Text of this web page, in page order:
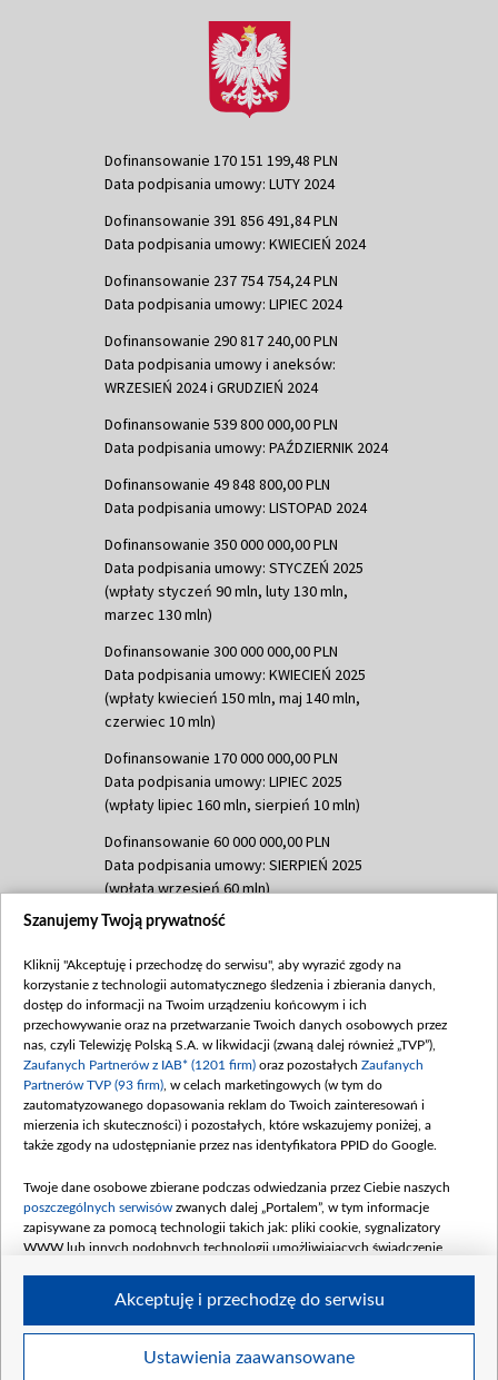
Dofinansowanie 170 151 199,48 PLN
Data podpisania umowy: LUTY 2024
Dofinansowanie 391 856 491,84 PLN
Data podpisania umowy: KWIECIEŃ 2024
Dofinansowanie 237 754 754,24 PLN
Data podpisania umowy: LIPIEC 2024
Dofinansowanie 290 817 240,00 PLN
Data podpisania umowy i aneksów:
WRZESIEŃ 2024 i GRUDZIEŃ 2024
Dofinansowanie 539 800 000,00 PLN
Data podpisania umowy: PAŹDZIERNIK 2024
Dofinansowanie 49 848 800,00 PLN
Data podpisania umowy: LISTOPAD 2024
Dofinansowanie 350 000 000,00 PLN
Data podpisania umowy: STYCZEŃ 2025
(wpłaty styczeń 90 mln, luty 130 mln,
marzec 130 mln)
Dofinansowanie 300 000 000,00 PLN
Data podpisania umowy: KWIECIEŃ 2025
(wpłaty kwiecień 150 mln, maj 140 mln,
czerwiec 10 mln)
Dofinansowanie 170 000 000,00 PLN
Data podpisania umowy: LIPIEC 2025
(wpłaty lipiec 160 mln, sierpień 10 mln)
Dofinansowanie 60 000 000,00 PLN
Data podpisania umowy: SIERPIEŃ 2025
(wpłata wrzesień 60 mln)
Dofinansowanie 635 783 051,21 PLN
(wpłata wrzesień 100 mln, październik 350
mln, listopad 265 mln)
Dofinansowanie 48 862 000,00 PLN
Data podpisania umowy: GRUDZIEŃ 2025
(wpłata grudzień 60,548 mln)
Dofinansowanie 900 000 000,00 PLN
Data podpisania umowy: LUTY 2026 (wpłata
kwiecień 180 mln, 7 maja 180 mln, 8
czerwca 90 mln)
Dofinansowanie 250 000 000,00 PLN
4 sierpnia 250 mln
Szanujemy Twoją prywatność
Kliknij "Akceptuję i przechodzę do serwisu", aby wyrazić zgody na
korzystanie z technologii automatycznego śledzenia i zbierania danych,
dostęp do informacji na Twoim urządzeniu końcowym i ich
przechowywanie oraz na przetwarzanie Twoich danych osobowych przez
nas, czyli Telewizję Polską S.A. w likwidacji (zwaną dalej również „TVP”),
Zaufanych Partnerów z IAB* (1201 firm) oraz pozostałych Zaufanych
Partnerów TVP (93 firm) , w celach marketingowych (w tym do
zautomatyzowanego dopasowania reklam do Twoich zainteresowań i
mierzenia ich skuteczności) i pozostałych, które wskazujemy poniżej, a
także zgody na udostępnianie przez nas identyfikatora PPID do Google.
Twoje dane osobowe zbierane podczas odwiedzania przez Ciebie naszych
poszczególnych serwisów zwanych dalej „Portalem”, w tym informacje
zapisywane za pomocą technologii takich jak: pliki cookie, sygnalizatory
WWW lub innych podobnych technologii umożliwiających świadczenie
Twoje dane osobowe zbierane podczas odwiedzania przez Ciebie
Ustawienia zaawansowane
Akceptuję i przechodzę do serwisu